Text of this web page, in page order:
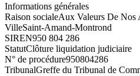
Informations générales
Raison socialeAux Valeurs De Nos
VilleSaint-Amand-Montrond
SIREN950 804 286
StatutClôture liquidation judiciaire
N° de procédure950804286
TribunalGreffe du Tribunal de